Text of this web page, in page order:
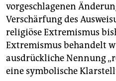
vorgeschlagenen
Verschärfung des
religiöse Extremismus
Extremismus behandelt
ausdrückliche Nennung
eine symbolische